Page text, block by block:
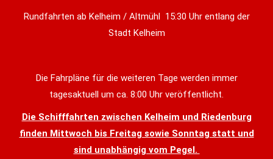
Rundfahrten ab Kelheim / Altmühl 15:30 Uhr entlang der
Stadt Kelheim
Die Fahrpläne für die weiteren Tage werden immer
tagesaktuell um ca. 8:00 Uhr veröffentlicht.
Die Schifffahrten zwischen Kelheim und Riedenburg
finden Mittwoch bis Freitag sowie Sonntag statt und
sind unabhängig vom Pegel.